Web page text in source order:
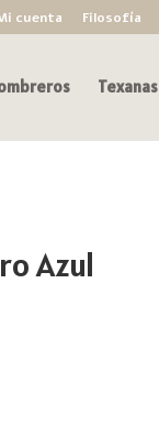
cuenta Filosofía
Texanas
Azul